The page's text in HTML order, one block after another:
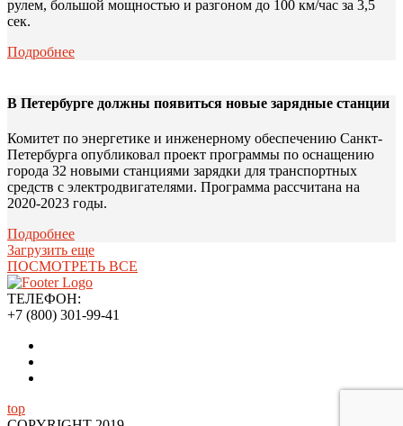
рулем, большой мощностью и разгоном до 100 км/час за 3,5
сек.
Подробнее
В Петербурге должны появиться новые зарядные станции
Комитет по энергетике и инженерному обеспечению Санкт-
Петербурга опубликовал проект программы по оснащению
города 32 новыми станциями зарядки для транспортных
средств с электродвигателями. Программа рассчитана на
2020-2023 годы.
Подробнее
Загрузить еще
ПОСМОТРЕТЬ ВСЕ
ТЕЛЕФОН:
+7 (800) 301-99-41
top